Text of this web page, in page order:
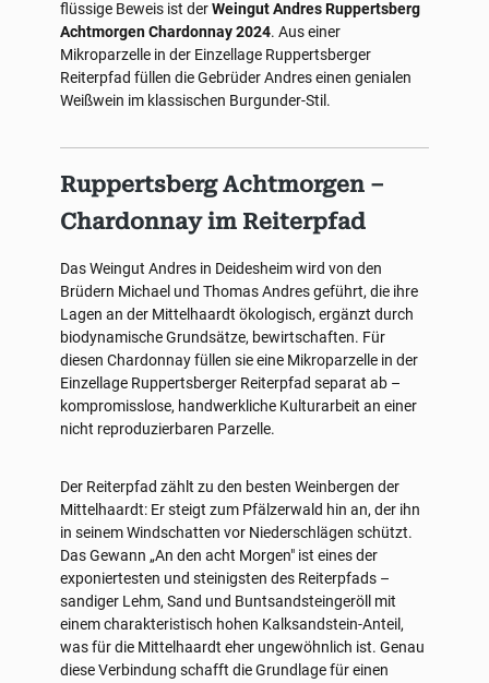
flüssige Beweis ist derWeingut Andres Ruppertsberg
Achtmorgen Chardonnay 2024. Aus einer
Mikroparzelle in der Einzellage Ruppertsberger
Reiterpfad füllen die Gebrüder Andres einen genialen
Weißwein im klassischen Burgunder-Stil.
Ruppertsberg Achtmorgen –
Chardonnay im Reiterpfad
Das Weingut Andres in Deidesheim wird von den
Brüdern Michael und Thomas Andres geführt, die ihre
Lagen an der Mittelhaardt ökologisch, ergänzt durch
biodynamische Grundsätze, bewirtschaften. Für
diesen Chardonnay füllen sie eine Mikroparzelle in der
Einzellage Ruppertsberger Reiterpfad separat ab –
kompromisslose, handwerkliche Kulturarbeit an einer
nicht reproduzierbaren Parzelle.
Der Reiterpfad zählt zu den besten Weinbergen der
Mittelhaardt: Er steigt zum Pfälzerwald hin an, der ihn
in seinem Windschatten vor Niederschlägen schützt.
Das Gewann „An den acht Morgen" ist eines der
exponiertesten und steinigsten des Reiterpfads –
sandiger Lehm, Sand und Buntsandsteingeröll mit
einem charakteristisch hohen Kalksandstein-Anteil,
was für die Mittelhaardt eher ungewöhnlich ist. Genau
diese Verbindung schafft die Grundlage für einen